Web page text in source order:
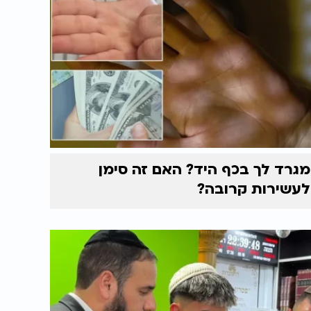
מגרד לך בכף היד? האם זה סימן
לעשירות קרובה?